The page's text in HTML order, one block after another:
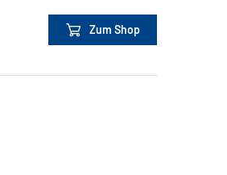
Zum Shop